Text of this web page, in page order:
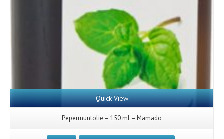
Quick View
Pepermuntolie – 150 ml – Mamado